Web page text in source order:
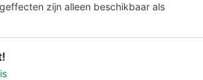
zijn alleen beschikbaar als